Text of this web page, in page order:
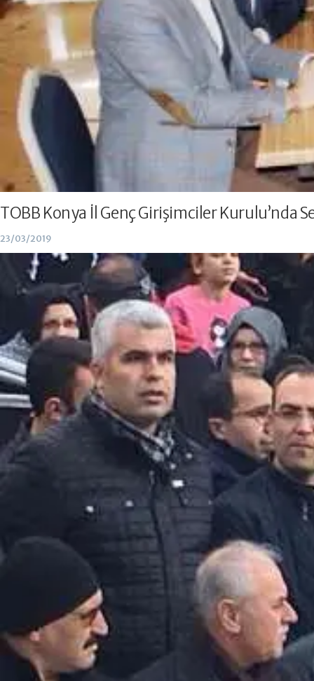
TOBB Konya İl Genç Girişimciler Kurulu’nda
23/03/2019